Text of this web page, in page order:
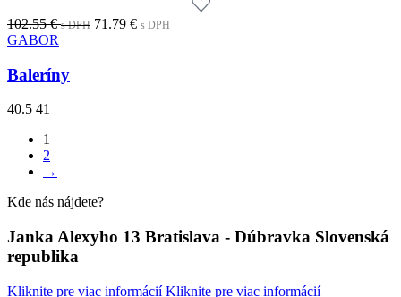
102.55€s DPH Original
71.79 € s DPH
GABOR
Baleríny
40.5 41
1
2
→
Kde nás nájdete?
Janka Alexyho 13 Bratislava - Dúbravka Slovenská
republika
Kliknite pre viac informáciíKliknite pre viac informácií